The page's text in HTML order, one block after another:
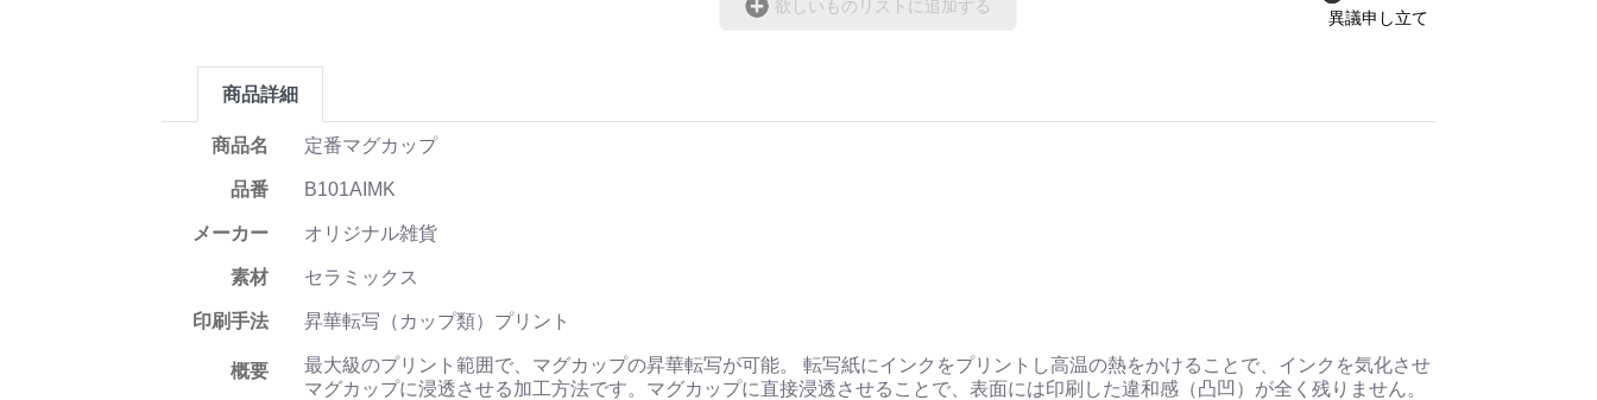
欲しいものリストに追加する
異議申し立て
商品詳細
商品名 定番マグカップ
品番 B101AIMK
メーカー オリジナル雑貨
素材 セラミックス
印刷手法 昇華転写（カップ類）プリント
概要
最大級のプリント範囲で、マグカップの昇華転写が可能。 転写紙にインクをプリントし高温の熱をかけることで、インクを気化させ
マグカップに浸透させる加工方法です。マグカップに直接浸透させることで、表面には印刷した違和感（凸凹）が全く残りません。